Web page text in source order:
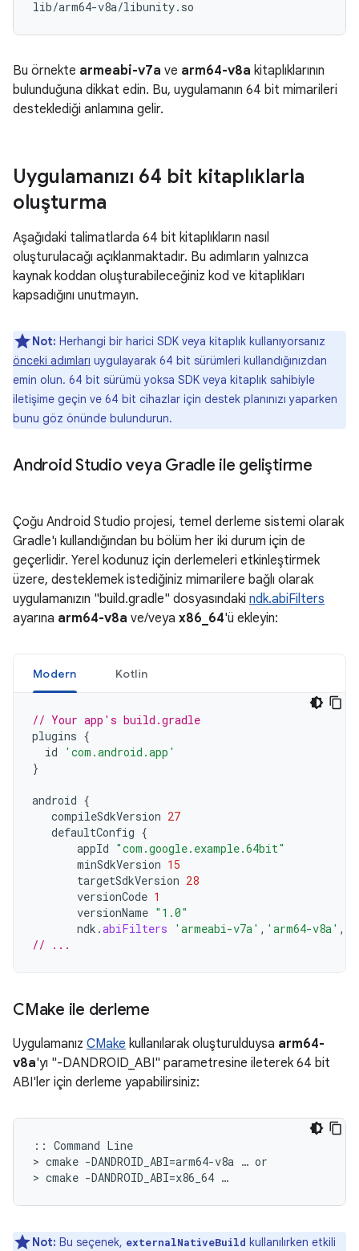
Bu örnekte armeabi-v7a ve arm64-v8a kitaplıklarının
bulunduğuna dikkat edin. Bu, uygulamanın 64 bit mimarileri
desteklediği anlamına gelir.
Uygulamanızı 64 bit kitaplıklarla
oluşturma
Aşağıdaki talimatlarda 64 bit kitaplıkların nasıl
oluşturulacağı açıklanmaktadır. Bu adımların yalnızca
kaynak koddan oluşturabileceğiniz kod ve kitaplıkları
kapsadığını unutmayın.
Not: Herhangi bir harici SDK veya kitaplık kullanıyorsanız
önceki adımları uygulayarak 64 bit sürümleri kullandığınızdan
emin olun. 64 bit sürümü yoksa SDK veya kitaplık sahibiyle
iletişime geçin ve 64 bit cihazlar için destek planınızı yaparken
bunu göz önünde bulundurun.
Android Studio veya Gradle ile geliştirme
Çoğu Android Studio projesi, temel derleme sistemi olarak
Gradle'ı kullandığından bu bölüm her iki durum için de
geçerlidir. Yerel kodunuz için derlemeleri etkinleştirmek
üzere, desteklemek istediğiniz mimarilere bağlı olarak
uygulamanızın "build.gradle" dosyasındaki ndk.abiFilters
ayarına arm64-v8a ve/veya x86_64'ü ekleyin:
Modern Kotlin
// Your app's build.gradle
plugins {
id
'com.android.app'
}
android {
compileSdkVersion 27
defaultConfig {
appId "com.google.example.64bit"
minSdkVersion 15
targetSdkVersion 28
versionCode 1
versionName "1.0"
ndk .abiFilters 'armeabi-v7a' , 'arm64-v8a' ,
// ...
CMake ile derleme
Uygulamanız CMake kullanılarak oluşturulduysa arm64-
v8a'yı "-DANDROID_ABI" parametresine ileterek 64 bit
ABI'ler için derleme yapabilirsiniz:
:: Command Line
> cmake -DANDROID_ABI=arm64-v8a … or
Not: Bu seçenek, externalNativeBuild kullanılırken etkili